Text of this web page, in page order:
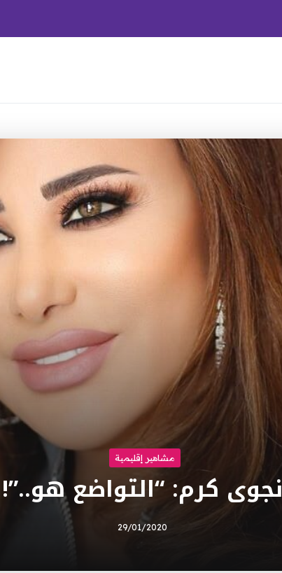
مشاهير إقليمية
نجوى كرم: “التواضع هو..”!
29/01/2020